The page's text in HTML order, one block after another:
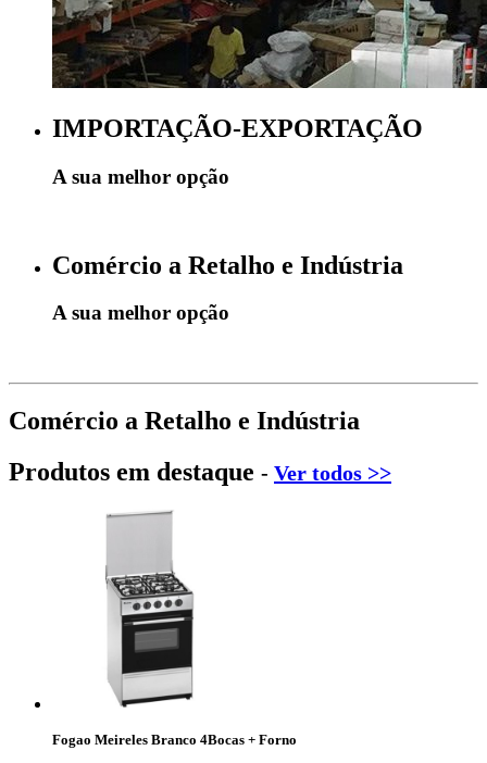
IMPORTAÇÃO-EXPORTAÇÃO
A sua melhor opção
Comércio a Retalho e Indústria
A sua melhor opção
Comércio a Retalho e Indústria
Produtos em destaque - Ver todos >>
Fogao Meireles Branco 4Bocas + Forno